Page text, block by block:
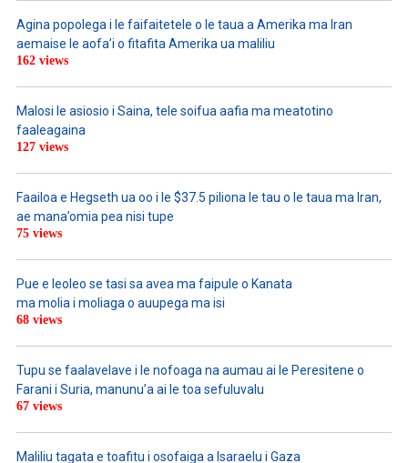
Agina popolega i le faifaitetele o le taua a Amerika ma Iran
aemaise le aofa’i o fitafita Amerika ua maliliu
162 views
Malosi le asiosio i Saina, tele soifua aafia ma meatotino
faaleagaina
127 views
Faailoa e Hegseth ua oo i le $37.5 piliona le tau o le taua ma Iran,
ae mana’omia pea nisi tupe
75 views
Pue e leoleo se tasi sa avea ma faipule o Kanata
ma molia i moliaga o auupega ma isi
68 views
Tupu se faalavelave i le nofoaga na aumau ai le Peresitene o
Farani i Suria, manunu’a ai le toa sefuluvalu
67 views
Maliliu tagata e toafitu i osofaiga a Isaraelu i Gaza